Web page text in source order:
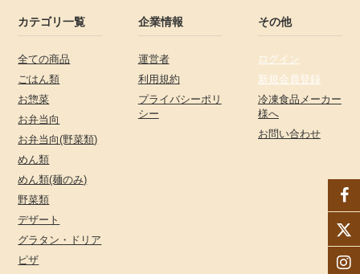
カテゴリ一覧
全ての商品
ごはん類
お惣菜
お弁当向
お弁当向(野菜類)
めん類
めん類(麺のみ)
野菜類
デザート
グラタン・ドリア
ピザ
企業情報
運営者
利用規約
プライバシーポリ
シー
その他
ログイン
新規会員登録
冷凍食品メーカー
様へ
お問い合わせ